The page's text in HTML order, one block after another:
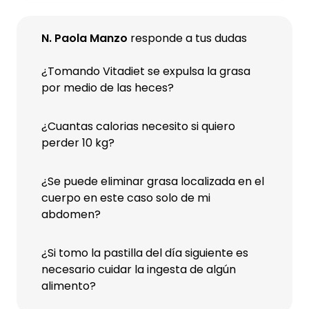
N. Paola Manzo responde a tus dudas
¿Tomando Vitadiet se expulsa la grasa
por medio de las heces?
¿Cuantas calorias necesito si quiero
perder 10 kg?
¿Se puede eliminar grasa localizada en el
cuerpo en este caso solo de mi
abdomen?
¿Si tomo la pastilla del día siguiente es
necesario cuidar la ingesta de algún
alimento?